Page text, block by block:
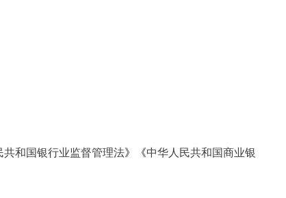
共和国银行业监督管理法》《中华人民共和国商业银